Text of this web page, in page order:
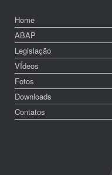
Home
ABAP
Legislação
VÍdeos
Fotos
Downloads
Contatos